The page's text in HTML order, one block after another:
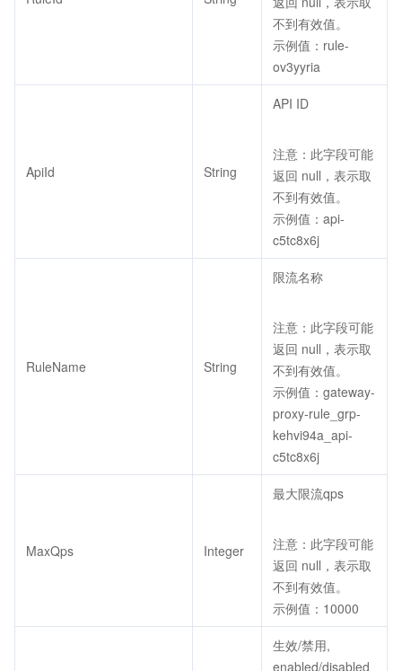
不到有效值。
示例值：rule-
ov3yyria
ApiId String
API ID
注意：此字段可能
返回 null，表示取
不到有效值。
示例值：api-
c5tc8x6j
RuleName String
限流名称
注意：此字段可能
返回 null，表示取
不到有效值。
示例值：gateway-
proxy-rule_grp-
kehvi94a_api-
c5tc8x6j
MaxQps Integer
最大限流qps
注意：此字段可能
返回 null，表示取
不到有效值。
示例值：10000
生效/禁用,
enabled/disabled